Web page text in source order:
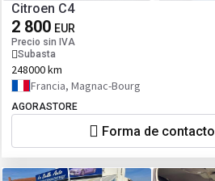
Citroen C4
2 800 EUR
Precio sin IVA
Subasta
248000 km
Francia, Magnac-Bourg
AGORASTORE
Forma de contacto